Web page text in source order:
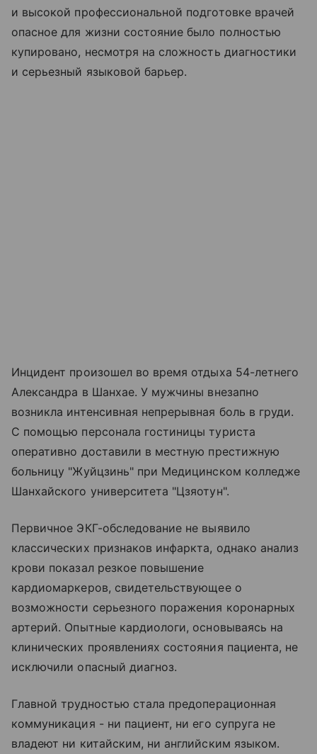
и высокой профессиональной подготовке врачей
опасное для жизни состояние было полностью
купировано, несмотря на сложность диагностики
и серьезный языковой барьер.
Инцидент произошел во время отдыха 54-летнего
Александра в Шанхае. У мужчины внезапно
возникла интенсивная непрерывная боль в груди.
С помощью персонала гостиницы туриста
оперативно доставили в местную престижную
больницу "Жуйцзинь" при Медицинском колледже
Шанхайского университета "Цзяотун".
Первичное ЭКГ-обследование не выявило
классических признаков инфаркта, однако анализ
крови показал резкое повышение
кардиомаркеров, свидетельствующее о
возможности серьезного поражения коронарных
артерий. Опытные кардиологи, основываясь на
клинических проявлениях состояния пациента, не
исключили опасный диагноз.
Главной трудностью стала предоперационная
коммуникация - ни пациент, ни его супруга не
владеют ни китайским, ни английским языком.